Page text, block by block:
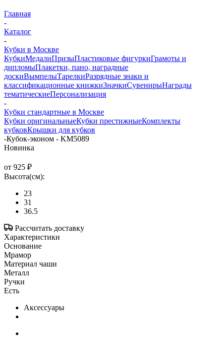
Главная
-
Каталог
-
Кубки в Москве
КубкиМедалиПризыПластиковые фигуркиГрамоты и
дипломыПлакетки, пано, наградные
доскиВымпелыТарелкиРазрядные знаки и
классификационные книжкиЗначкиСувенирыНаграды
тематическиеПерсонализация
-
Кубки стандартные в Москве
Кубки оригинальныеКубки престижныеКомплекты
кубковКрышки для кубков
-Кубок-эконом - KM5089
Новинка
от 925 ₽
Высота(см):
23
31
36.5
Рассчитать доставку
Характеристики
Основание
Мрамор
Материал чаши
Металл
Ручки
Есть
Аксессуары